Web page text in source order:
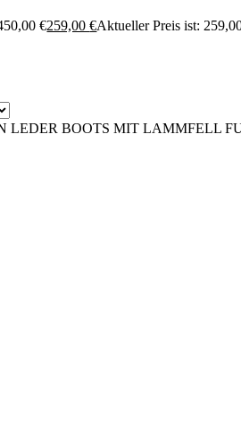
€259,00€Aktueller Preis ist:
LEDER BOOTS MIT LAMMFELL